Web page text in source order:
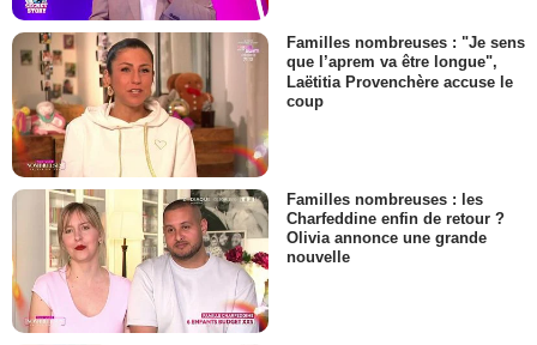
Familles nombreuses : "Je sens
que l’aprem va être longue",
Laëtitia Provenchère accuse le
coup
Familles nombreuses : les
Charfeddine enfin de retour ?
Olivia annonce une grande
nouvelle